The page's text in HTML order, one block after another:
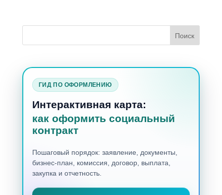
ГИД ПО ОФОРМЛЕНИЮ
Интерактивная карта:
как оформить социальный
контракт
Пошаговый порядок: заявление, документы,
бизнес-план, комиссия, договор, выплата,
закупка и отчетность.